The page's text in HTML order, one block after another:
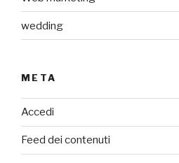
wedding
META
Accedi
Feed dei contenuti